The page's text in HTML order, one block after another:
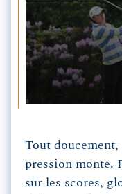
Tout
pression monte.
sur les scores,